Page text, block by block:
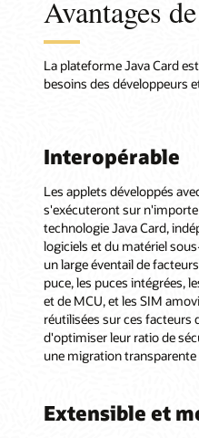
Avantages
La plateforme Java Card
besoins des développeurs
Interopérable
Les applets développés
s'exécuteront sur
technologie Java Card,
logiciels et du matériel
un large éventail de
puce, les puces intégrées,
et de MCU, et les SIM
réutilisées sur ces facteurs
d'optimiser leur ratio de
une migration transparente
Extensible et